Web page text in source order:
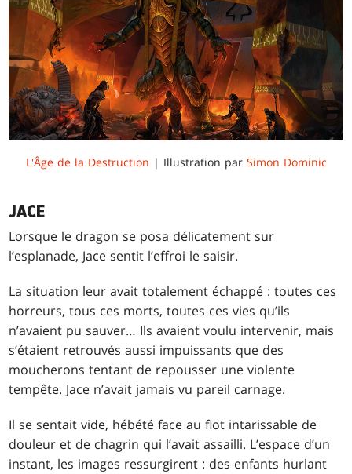
L'Âge de la Destruction | Illustration par Simon Dominic
JACE
Lorsque le dragon se posa délicatement sur
l’esplanade, Jace sentit l’effroi le saisir.
La situation leur avait totalement échappé : toutes ces
horreurs, tous ces morts, toutes ces vies qu’ils
n’avaient pu sauver… Ils avaient voulu intervenir, mais
s’étaient retrouvés aussi impuissants que des
moucherons tentant de repousser une violente
tempête. Jace n’avait jamais vu pareil carnage.
Il se sentait vide, hébété face au flot intarissable de
douleur et de chagrin qui l’avait assailli. L’espace d’un
instant, les images ressurgirent : des enfants hurlant